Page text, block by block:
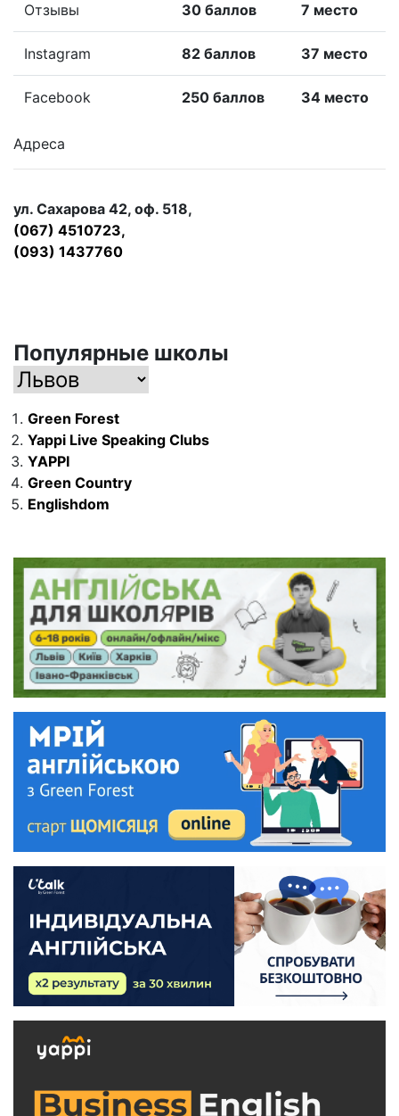
Отзывы 30 баллов 7 место
Instagram 82 баллов 37 место
Facebook 250 баллов 34 место
Адреса
ул. Сахарова 42, оф. 518,
(067) 4510723,
(093) 1437760
Популярные школы
Green Forest
Yappi Live Speaking Clubs
YAPPI
Green Country
Englishdom